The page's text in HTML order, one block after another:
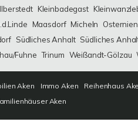
Ilberstedt Kleinbadegast
Maasdorf Micheln
Südliches Anhalt Südliches
Fuhne Trinum Weißandt-Gölzau
Aken Immo Aken Reihenhaus
Aken